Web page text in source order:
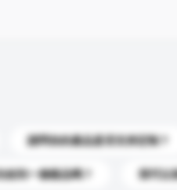
請問你的產品是否支持定制？
收到一個樣品嗎？ 我可以